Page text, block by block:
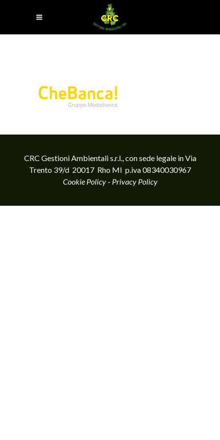
CRC Gestioni Ambientali s.r.l., con sede legale in Via
Trento 39/d 20017 Rho MI p.iva 08340030967
Cookie Policy- Privacy Policy